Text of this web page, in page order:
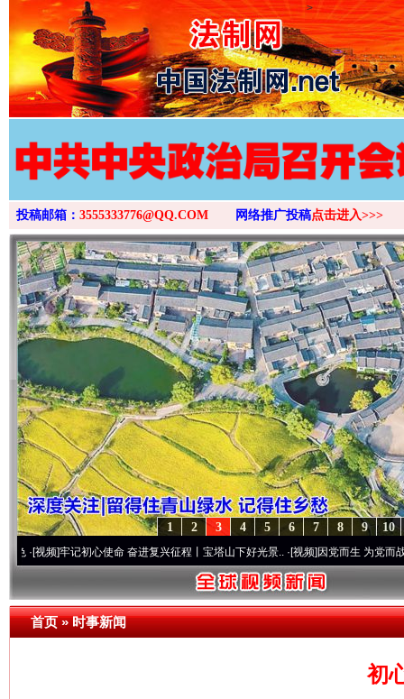
>
投稿邮箱： 3555333776@QQ.COM 网络推广投稿点击进入>>>
10
9
8
7
6
5
4
3
2
1
牢记初心使命 奋进复兴征程丨宝塔山下好光景..·[视频]因党而生 为党而战——百年“
首页»时事新闻
初